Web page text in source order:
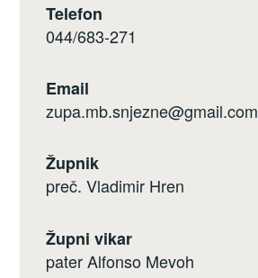
Telefon
044/683-271
Email
zupa.mb.snjezne@gmail.com
Župnik
preč. Vladimir Hren
Župni vikar
pater Alfonso Mevoh